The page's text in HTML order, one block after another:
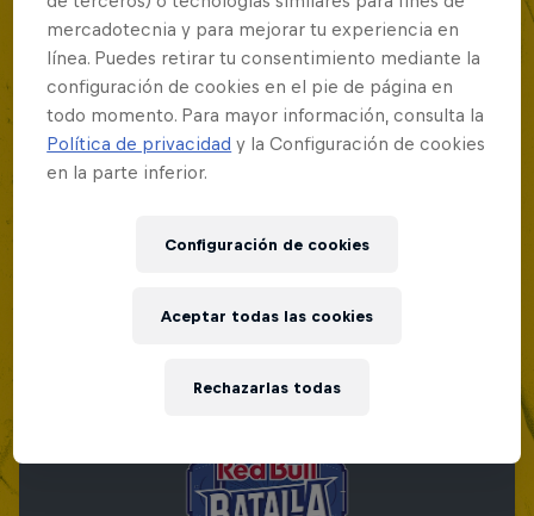
mercadotecnia y para mejorar tu experiencia en
línea. Puedes retirar tu consentimiento mediante la
configuración de cookies en el pie de página en
todo momento. Para mayor información, consulta la
Política de privacidad y la Configuración de cookies
en la parte inferior.
Configuración de cookies
Rechazarlas todas
Aceptar todas las cookies